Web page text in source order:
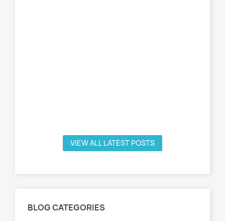
VIEW ALL LATEST POSTS
BLOG CATEGORIES